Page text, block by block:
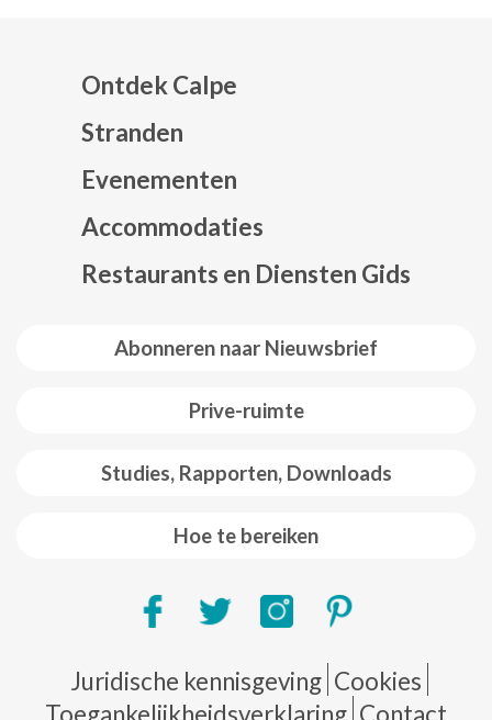
Abonneren naar Nieuwsbrief
Prive-ruimte
Studies, Rapporten, Downloads
Hoe te bereiken
Ontdek Calpe
Stranden
Evenementen
Accommodaties
Restaurants en Diensten Gids
Pie de página
Juridische kennisgeving Cookies
Toegankelijkheidsverklaring Contact